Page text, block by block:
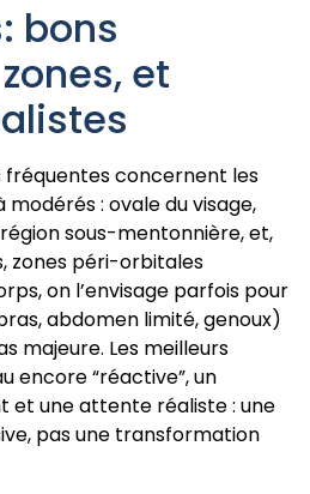
bons
et
fréquentes concernent les
: ovale du visage,
sous-mentonnière, et,
zones péri-orbitales
on l’envisage parfois pour
abdomen limité, genoux)
majeure. Les meilleurs
encore “réactive”, un
et une attente réaliste : une
pas une transformation